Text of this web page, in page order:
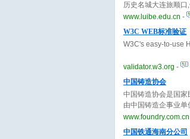
历史名城大连旅顺
浪漫。幽雅的校园环
www.luibe.edu.cn -
W3C WEB标准验证
W3C's easy-to-use
validator.w3.org -
中国铸造协会
中国铸造协会是国
由中国铸造企事业
部门、2个全资子公
全国4A级行业协会称
www.foundry.com.cn
中国铁通海南分公司